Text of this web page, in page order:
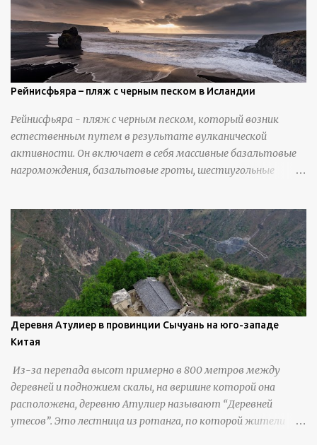
вылепить каждую деталь. источник
https://calvinnicholls.com/
Рейнисфьяра – пляж с черным песком в Исландии
Рейнисфьяра - пляж с черным песком, который возник
естественным путем в результате вулканической
активности. Он включает в себя массивные базальтовые
нагромождения, базальтовые гроты, шестиугольные
Деревня Атулиер в провинции Сычуань на юго-западе
Китая
Из-за перепада высот примерно в 800 метров между
деревней и подножием скалы, на вершине которой она
расположена, деревню Атулиер называют “Деревней
утесов”. Это лестница из ротанга, по которой жители